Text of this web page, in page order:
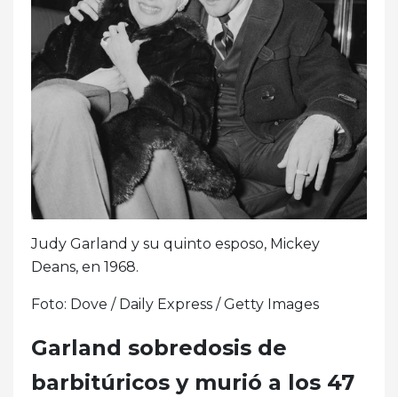
Judy Garland y su quinto esposo, Mickey
Deans, en 1968.
Foto: Dove / Daily Express / Getty Images
Garland sobredosis de
barbitúricos y murió a los 47